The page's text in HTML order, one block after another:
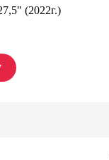
(2022г.)